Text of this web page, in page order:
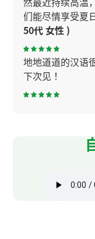
们能尽情享受夏
50代 女性 )
地地道道的汉语
下次见！
达。期待下次见